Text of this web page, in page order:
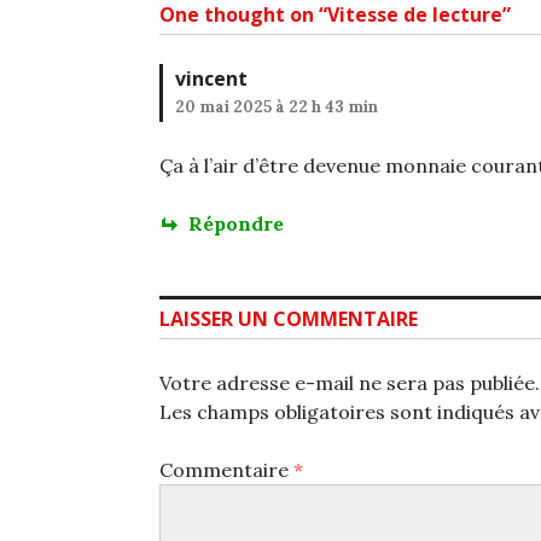
One thought on “Vitesse de lecture”
vincent
20 mai 2025 à 22 h 43 min
Ça à l’air d’être devenue monnaie
Répondre
LAISSER UN COMMENTAIRE
Votre adresse e-mail ne sera pas publiée.
Les champs obligatoires sont indiqués
Commentaire *